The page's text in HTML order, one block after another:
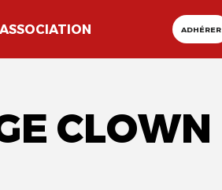
ASSOCIATION ADHÉRER
CLOWN